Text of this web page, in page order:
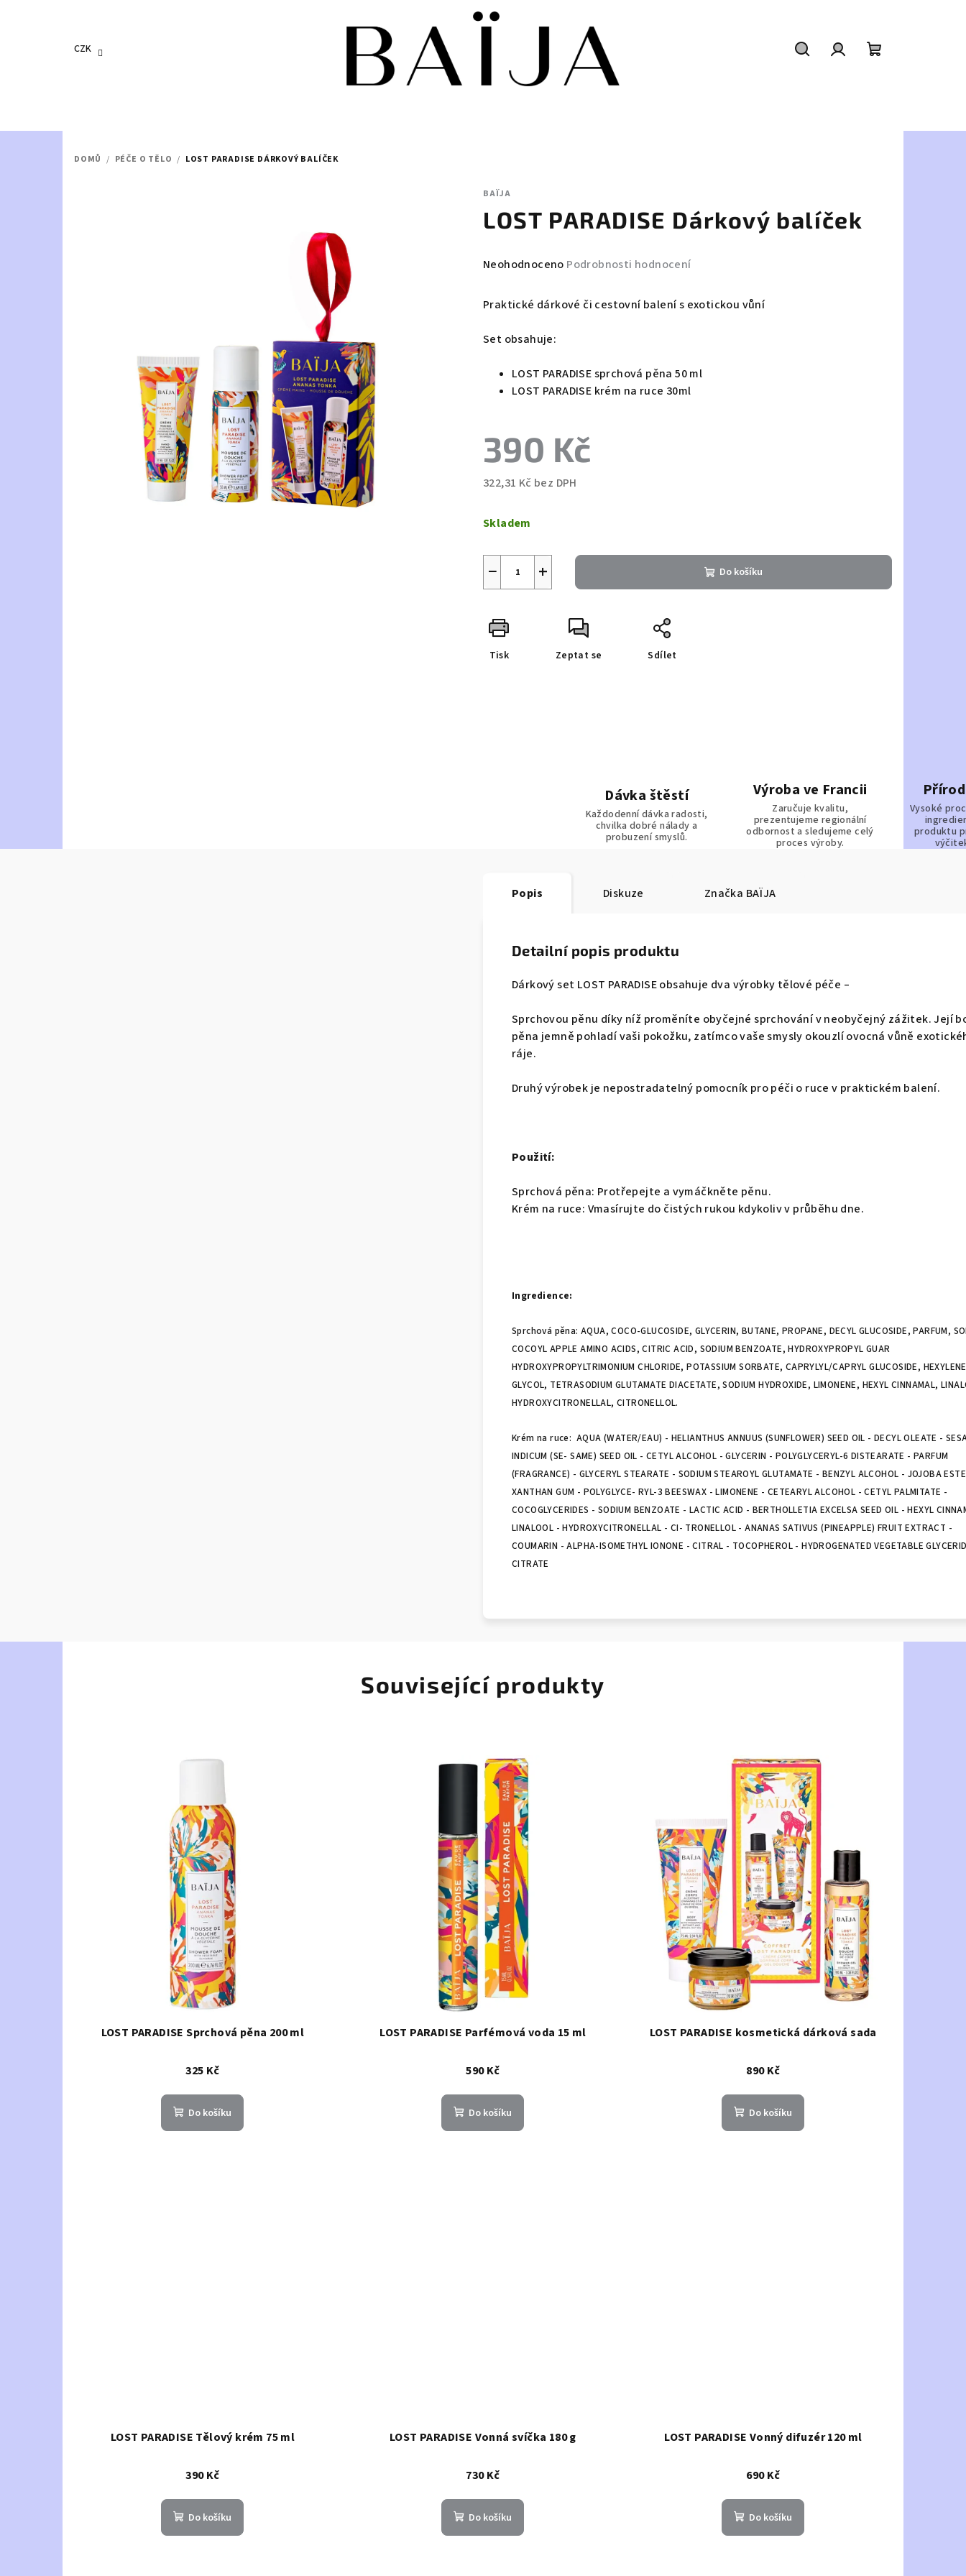
CZK
DOMŮ / PÉČE O TĚLO / LOST PARADISE DÁRKOVÝ BALÍČEK
BAÏJA
LOST PARADISE Dárkový balíček
Průměrné
produktu
0,0
hvězdiček.
Neohodnoceno Podrobnosti hodnocení
Praktické dárkové či cestovní balení s exotickou vůní
Set obsahuje:
LOST PARADISE sprchová pěna 50 ml
LOST PARADISE krém na ruce 30ml
390 Kč
322,31 Kč bez DPH
cena:
Skladem
+
− Do košíku
Tisk Zeptat se Sdílet
Dávka štěstí
Každodenní dávka radosti,
chvilka dobré nálady a
probuzení smyslů.
Výroba ve Francii
Zaručuje kvalitu,
prezentujeme regionální
odbornost a sledujeme celý
proces výroby.
Vysoké
produktu
Popis Diskuze Značka BAÏJA
Detailní popis produktu
Dárkový set LOST PARADISE obsahuje dva výrobky tělové péče –
Sprchovou pěnu díky níž proměníte obyčejné sprchování v neobyčejný zážitek. Její
pěna jemně pohladí vaši pokožku, zatímco vaše smysly okouzlí ovocná vůně
ráje.
Druhý výrobek je nepostradatelný pomocník pro péči o ruce v praktickém balení.
Použití:
Sprchová pěna: Protřepejte a vymáčkněte pěnu.
Krém na ruce: Vmasírujte do čistých rukou kdykoliv v průběhu dne.
Ingredience:
Sprchová pěna: AQUA, COCO-GLUCOSIDE, GLYCERIN, BUTANE, PROPANE, DECYL GLUCOSIDE, PARFUM,
COCOYL APPLE AMINO ACIDS, CITRIC ACID, SODIUM BENZOATE, HYDROXYPROPYL GUAR
HYDROXYPROPYLTRIMONIUM CHLORIDE, POTASSIUM SORBATE, CAPRYLYL/CAPRYL GLUCOSIDE, HEXYLENE
GLYCOL, TETRASODIUM GLUTAMATE DIACETATE, SODIUM HYDROXIDE, LIMONENE, HEXYL CINNAMAL,
HYDROXYCITRONELLAL, CITRONELLOL.
Krém na ruce: AQUA (WATER/EAU) - HELIANTHUS ANNUUS (SUNFLOWER) SEED OIL - DECYL OLEATE -
INDICUM (SE- SAME) SEED OIL - CETYL ALCOHOL - GLYCERIN - POLYGLYCERYL-6 DISTEARATE - PARFUM
(FRAGRANCE) - GLYCERYL STEARATE - SODIUM STEAROYL GLUTAMATE - BENZYL ALCOHOL - JOJOBA
XANTHAN GUM - POLYGLYCE- RYL-3 BEESWAX - LIMONENE - CETEARYL ALCOHOL - CETYL PALMITATE -
COCOGLYCERIDES - SODIUM BENZOATE - LACTIC ACID - BERTHOLLETIA EXCELSA SEED OIL - HEXYL
LINALOOL - HYDROXYCITRONELLAL - CI- TRONELLOL - ANANAS SATIVUS (PINEAPPLE) FRUIT EXTRACT -
COUMARIN - ALPHA-ISOMETHYL IONONE - CITRAL - TOCOPHEROL - HYDROGENATED VEGETABLE
CITRATE
Související produkty
LOST PARADISE Sprchová pěna 200 ml
325 Kč
Do košíku
LOST PARADISE Parfémová voda 15 ml
590 Kč
Do košíku
LOST PARADISE kosmetická dárková sada
890 Kč
Do košíku
LOST PARADISE Tělový krém 75 ml
390 Kč
Do košíku
LOST PARADISE Vonná svíčka 180 g
730 Kč
Do košíku
LOST PARADISE Vonný difuzér 120 ml
690 Kč
Do košíku